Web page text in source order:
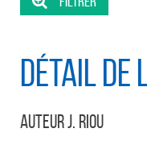
Détail
Auteur J. Riou